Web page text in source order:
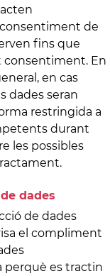
de
fins que
consentiment. En
en cas
dades seran
restringida a
durant
les possibles
dades
de dades
el compliment
perquè es tractin